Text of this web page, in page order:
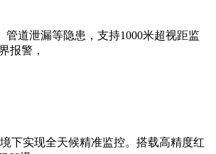
道泄漏等隐患，支持1000米超视距监
报警，
下实现全天候精准监控。搭载高精度红